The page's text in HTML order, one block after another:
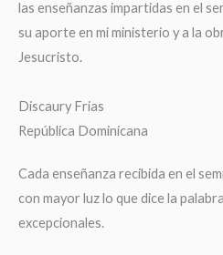
las enseñanzas impartidas en el
su aporte en mi ministerio y a la
Jesucristo.
Discaury Frias
República Dominicana
Cada enseñanza recibida en el
con mayor luz lo que dice la
excepcionales.